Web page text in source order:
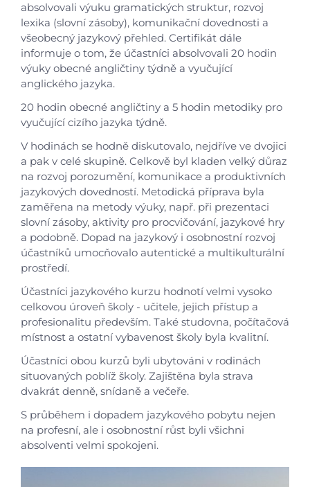
absolvovali výuku gramatických struktur, rozvoj
lexika (slovní zásoby), komunikační dovednosti a
všeobecný jazykový přehled. Certifikát dále
informuje o tom, že účastníci absolvovali 20 hodin
výuky obecné angličtiny týdně a vyučující
anglického jazyka.
20 hodin obecné angličtiny a 5 hodin metodiky pro
vyučující cizího jazyka týdně.
V hodinách se hodně diskutovalo, nejdříve ve dvojici
a pak v celé skupině. Celkově byl kladen velký důraz
na rozvoj porozumění, komunikace a produktivních
jazykových dovedností. Metodická příprava byla
zaměřena na metody výuky, např. při prezentaci
slovní zásoby, aktivity pro procvičování, jazykové hry
a podobně. Dopad na jazykový i osobnostní rozvoj
účastníků umocňovalo autentické a multikulturální
prostředí.
Účastníci jazykového kurzu hodnotí velmi vysoko
celkovou úroveň školy - učitele, jejich přístup a
profesionalitu především. Také studovna, počítačová
místnost a ostatní vybavenost školy byla kvalitní.
Účastníci obou kurzů byli ubytováni v rodinách
situovaných poblíž školy. Zajištěna byla strava
dvakrát denně, snídaně a večeře.
S průběhem i dopadem jazykového pobytu nejen
na profesní, ale i osobnostní růst byli všichni
absolventi velmi spokojeni.